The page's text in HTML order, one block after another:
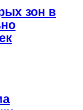
зон в